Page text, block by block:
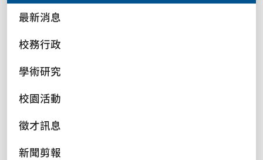
最新消息
校務行政
學術研究
校園活動
徵才訊息
新聞剪報